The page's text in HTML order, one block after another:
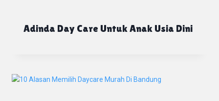
Adinda Day Care Untuk Anak Usia Dini